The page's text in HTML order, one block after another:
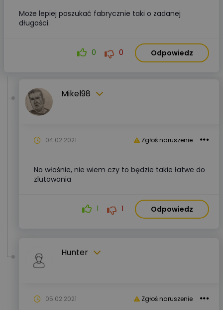
Może lepiej poszukać fabrycznie taki o zadanej
długości.
0 0 Odpowiedz
Mikel98
Zgłoś naruszenie
04.02.2021
No właśnie, nie wiem czy to będzie takie łatwe do
zlutowania
1 1 Odpowiedz
Hunter
Zgłoś naruszenie
05.02.2021